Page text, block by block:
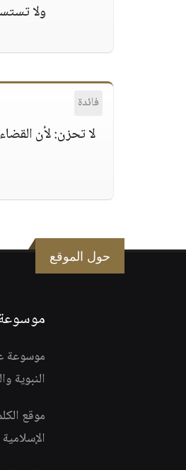
ولا
فائدة
لا تحزن:لأن
حول الموقع
موسوعة
النبوية
موقع